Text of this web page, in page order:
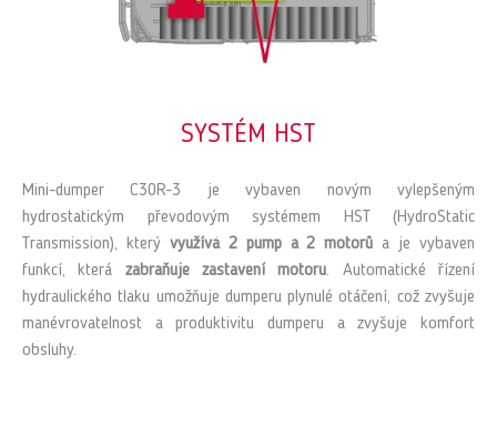
SYSTÉM HST
Mini-dumper C30R-3 je vybaven novým vylepšeným
hydrostatickým převodovým systémem HST (HydroStatic
Transmission), který využívá 2 pump a 2 motorů a je vybaven
funkcí, která zabraňuje zastavení motoru. Automatické řízení
hydraulického tlaku umožňuje dumperu plynulé otáčení, což zvyšuje
manévrovatelnost a produktivitu dumperu a zvyšuje komfort
obsluhy.